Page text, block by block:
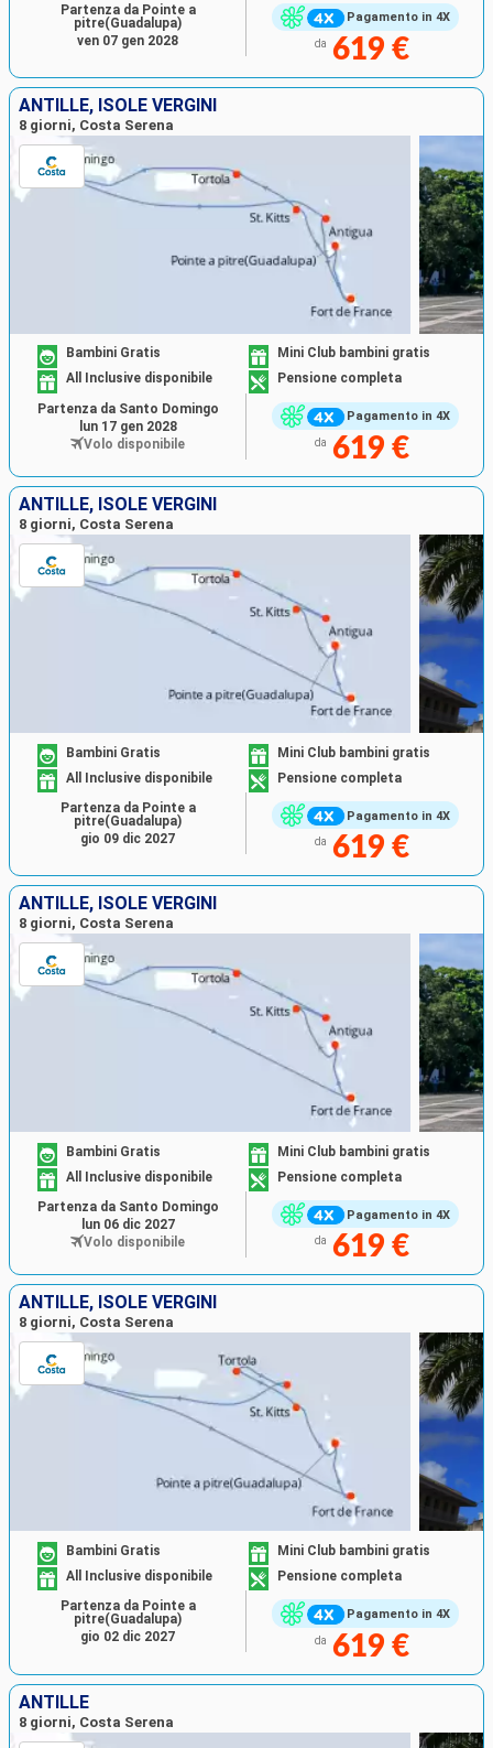
Pagamento in 4X
da 619 €
Partenza da Pointe a
pitre(Guadalupa)
ven 07 gen 2028
ANTILLE, ISOLE VERGINI
8 giorni, Costa Serena
Pagamento in 4X
Bambini Gratis
Mini Club bambini gratis
All Inclusive disponibile
Pensione completa
da 619 €
Partenza da Santo Domingo
lun 17 gen 2028
Volo disponibile
ANTILLE, ISOLE VERGINI
8 giorni, Costa Serena
Pagamento in 4X
Bambini Gratis
Mini Club bambini gratis
All Inclusive disponibile
Pensione completa
da 619 €
Partenza da Pointe a
pitre(Guadalupa)
gio 09 dic 2027
ANTILLE, ISOLE VERGINI
8 giorni, Costa Serena
Pagamento in 4X
Bambini Gratis
Mini Club bambini gratis
All Inclusive disponibile
Pensione completa
da 619 €
Partenza da Santo Domingo
lun 06 dic 2027
Volo disponibile
ANTILLE, ISOLE VERGINI
8 giorni, Costa Serena
Pagamento in 4X
Bambini Gratis
Mini Club bambini gratis
All Inclusive disponibile
Pensione completa
da 619 €
Partenza da Pointe a
pitre(Guadalupa)
gio 02 dic 2027
ANTILLE
8 giorni, Costa Serena